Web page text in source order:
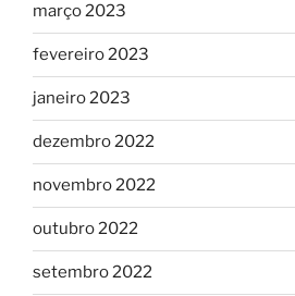
março 2023
fevereiro 2023
janeiro 2023
dezembro 2022
novembro 2022
outubro 2022
setembro 2022